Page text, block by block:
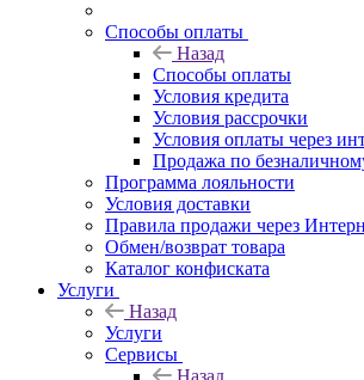
Способы оплаты
Назад
Способы оплаты
Условия кредита
Условия рассрочки
Условия оплаты через
Продажа по
Программа лояльности
Условия доставки
Правила продажи через
Обмен/возврат товара
Каталог конфиската
Услуги
Назад
Услуги
Сервисы
Назад